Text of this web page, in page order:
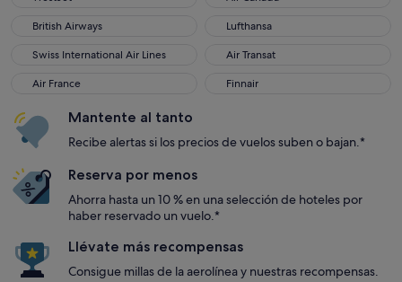
British Airways
British Airways Lufthansa
Lufthansa
Swiss International Air Lines
Swiss International Air Lines Air Transat
Air Transat
Air France
Air France Finnair
Finnair
Mantente al tanto
Recibe alertas si los precios de vuelos suben o bajan.*
Reserva por menos
Ahorra hasta un 10 % en una selección de hoteles por
haber reservado un vuelo.*
Llévate más recompensas
Consigue millas de la aerolínea y nuestras recompensas.